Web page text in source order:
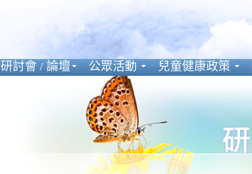
研討會 / 論壇 公眾活動 兒童健康政策